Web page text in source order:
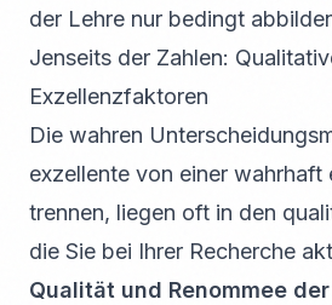
der Lehre nur bedingt
Jenseits der Zahlen:
Exzellenzfaktoren
Die wahren
exzellente von einer wahrhaft
trennen, liegen oft in den
die Sie bei Ihrer Recherche
Qualität und Renommee